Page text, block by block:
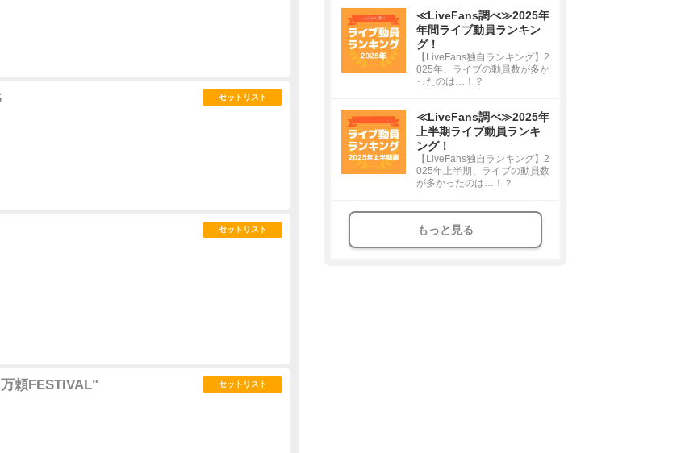
セットリスト
セットリスト
頼FESTIVAL" セットリスト
≪LiveFans調べ≫2025年
年間ライブ動員ランキン
グ！
【LiveFans独自ランキング】2
025年、ライブの動員数が多か
ったのは…！？
≪LiveFans調べ≫2025年
上半期ライブ動員ランキ
ング！
【LiveFans独自ランキング】2
025年上半期、ライブの動員数
が多かったのは…！？
もっと見る